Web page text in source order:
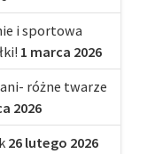
i sportowa
1 marca 2026
różne twarze
2026
26 lutego 2026